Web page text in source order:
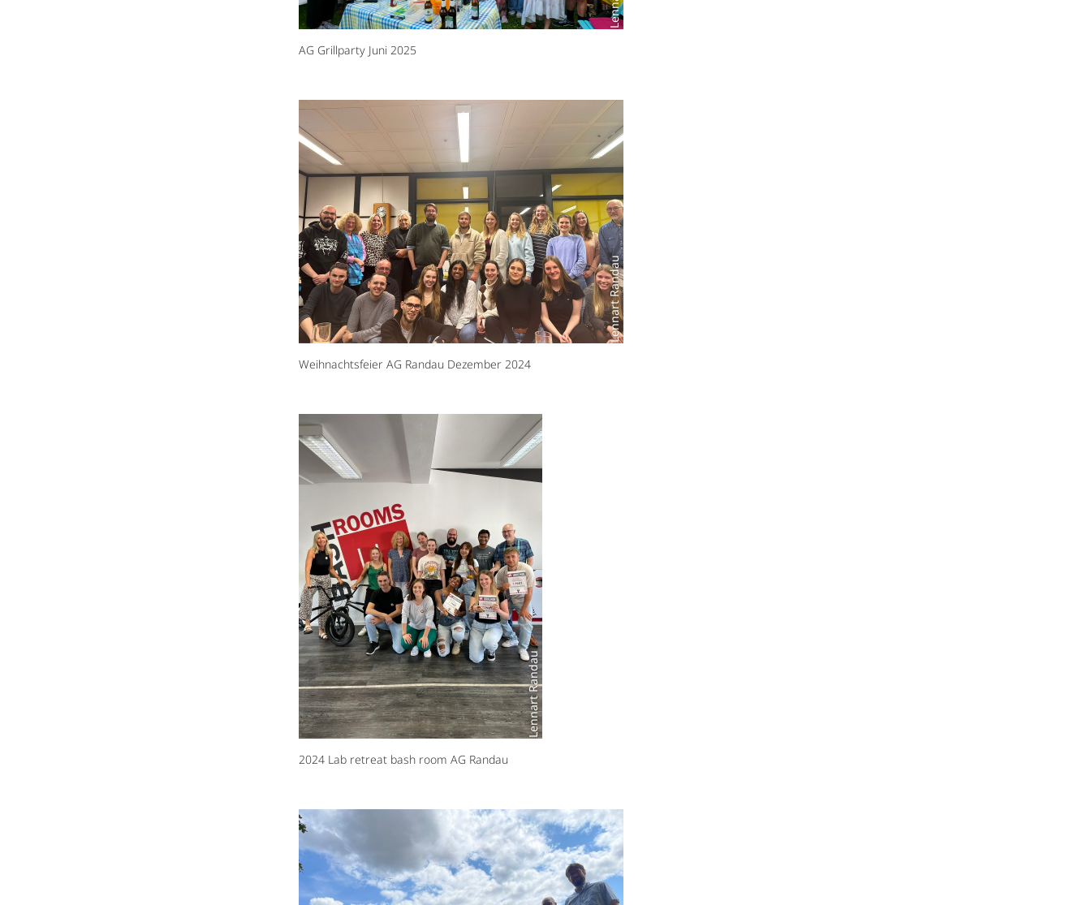
AG Grillparty Juni 2025
Lennart Randau
Weihnachtsfeier AG Randau Dezember 2024
Lennart Randau
2024 Lab retreat bash room AG Randau